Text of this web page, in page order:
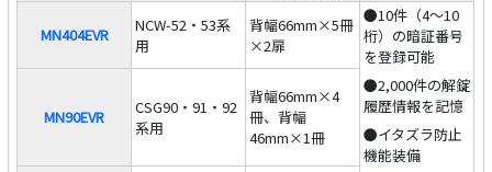
MN404EVR
NCW-52・53系
用
背幅66mm×5冊
×2扉
●10件（4～10
桁）の暗証番号
を登録可能
●2,000件の解錠
履歴情報を記憶
●イタズラ防止
機能装備
MN90EVR
CSG90・91・92
系用
背幅66mm×4
冊、背幅
46mm×1冊